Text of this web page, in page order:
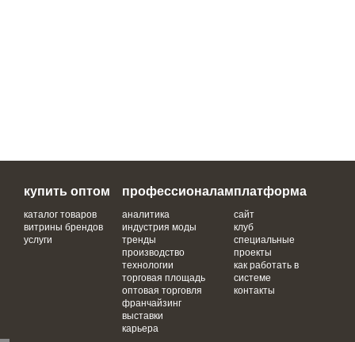
купить оптом
каталог товаров
витрины брендов
услуги
профессионалам
аналитика
индустрия моды
тренды
производство
технологии
торговая площадь
оптовая торговля
франчайзинг
выставки
карьера
платформа
сайт
клуб
специальные
проекты
как работать в
системе
контакты